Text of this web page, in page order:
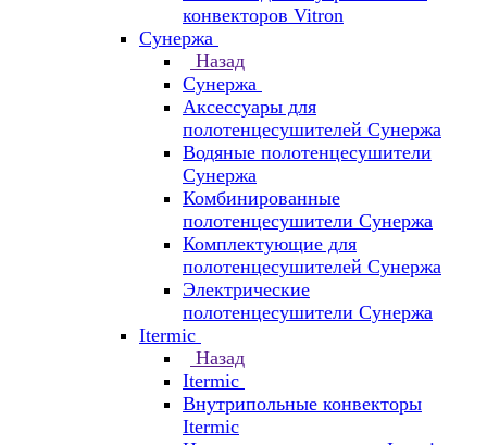
конвекторов Vitron
Сунержа
Назад
Сунержа
Аксессуары для
полотенцесушителей Сунержа
Водяные полотенцесушители
Сунержа
Комбинированные
полотенцесушители Сунержа
Комплектующие для
полотенцесушителей Сунержа
Электрические
полотенцесушители Сунержа
Itermic
Назад
Itermic
Внутрипольные конвекторы
Itermic